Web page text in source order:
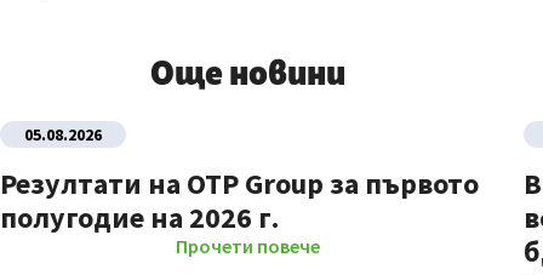
Още новини
05.08.2026
Резултати на OTP Group за първото
полугодие на 2026 г.
Прочети повече